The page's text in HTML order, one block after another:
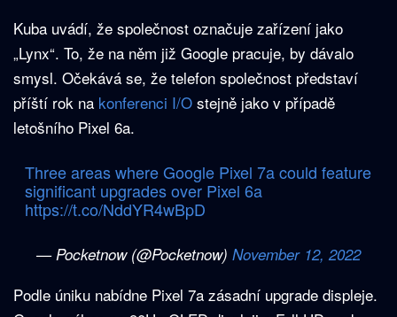
Kuba uvádí, že společnost označuje zařízení jako
„Lynx“. To, že na něm již Google pracuje, by dávalo
smysl. Očekává se, že telefon společnost představí
příští rok na konferenci I/O stejně jako v případě
letošního Pixel 6a.
Three areas where Google Pixel 7a could feature
significant upgrades over Pixel 6a
https://t.co/NddYR4wBpD
— Pocketnow (@Pocketnow) November 12, 2022
Podle úniku nabídne Pixel 7a zásadní upgrade displeje.